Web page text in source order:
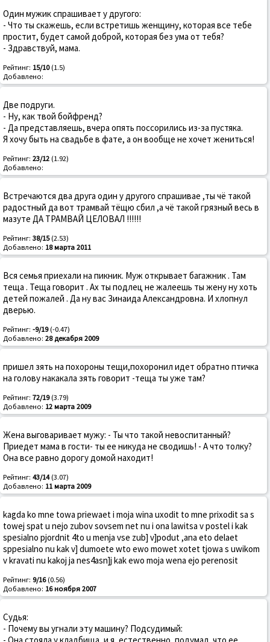
Один мужик спрашивает у другого:
- Что ты скажешь, если встретишь женщину, которая все тебе
простит, будет самой доброй, которая без ума от тебя?
- Здравствуй, мама.
Рейтинг: 15/10(1.5)
Добавлено:
Две подруги.
- Ну, как твой бойфренд?
- Да представляешь, вчера опять поссорились из-за пустяка.
Я хочу быть на свадьбе в фате, а он вообще не хочет жениться!
Рейтинг: 23/12 (1.92)
Добавлено:
Встречаются два друга один у другого спрашивае ,ты чё такой
радостный да вот трамвай тёщю сбил ,а чё такой грязный весь в
мазуте ДА ТРАМВАЙ ЦЕЛОВАЛ !!!!!!
Рейтинг: 38/15(2.53)
Добавлено: 18 марта 2011
Вся семья приехали на пикник. Муж открывает багажник . Там
теща . Теща говорит . Ах ты подлец не жалеешь ты жену ну хоть
детей пожалей . Да ну вас Зинаида Александровна. И хлопнул
дверью.
Рейтинг: -9/19(-0.47)
Добавлено: 28 декабря 2009
пришел зять на похороны тещи,похоронил идет обратно птичка
на голову накакала зять говорит -теща ты уже там?
Рейтинг: 72/19(3.79)
Добавлено: 12 марта 2009
Жена выговаривает мужу: - Ты что такой невоспитанный?
Приедет мама в гости- ты ее никуда не сводишь! - А что толку?
Она все равно дорогу домой находит!
Рейтинг: 43/14(3.07)
Добавлено: 11 марта 2009
kagda ko mne towa priewaet i moja wina uxodit to mne prixodit sa s
towej spat u nejo zubov sovsem net nu i ona lawitsa v postel i kak
spesialno pjordnit 4to u menja vse zub] v]podut ,ana eto delaet
sppesialno nu kak v] dumoete wto ewo mowet xotet tjowa s uwikom
v kravati nu kakoj ja nes4asn]j kak ewo moja wena ejo perenosit
Рейтинг: 9/16(0.56)
Добавлено: 16 ноября 2007
Судья:
- Почему вы угнали эту машину? Подсудимый: